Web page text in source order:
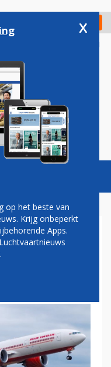
Check in
Vacatures
OM
x
op het beste van
Krijg onbeperkt
Apps.